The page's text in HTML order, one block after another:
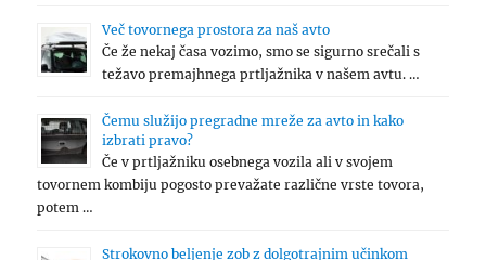
Več tovornega prostora za naš avto
Če že nekaj časa vozimo, smo se sigurno srečali s
težavo premajhnega prtljažnika v našem avtu. …
Čemu služijo pregradne mreže za avto in kako
izbrati pravo?
Če v prtljažniku osebnega vozila ali v svojem
tovornem kombiju pogosto prevažate različne vrste tovora,
potem …
Strokovno beljenje zob z dolgotrajnim učinkom